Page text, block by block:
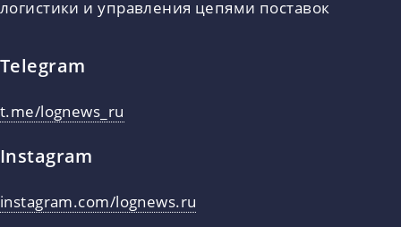
логистики и управления цепями поставок
Telegram
t.me/lognews_ru
Instagram
instagram.com/lognews.ru